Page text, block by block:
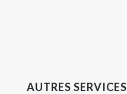
AUTRES SERVICES